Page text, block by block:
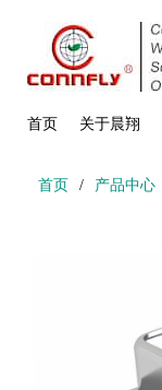
首页 关于晨翔
首页 / 产品中心